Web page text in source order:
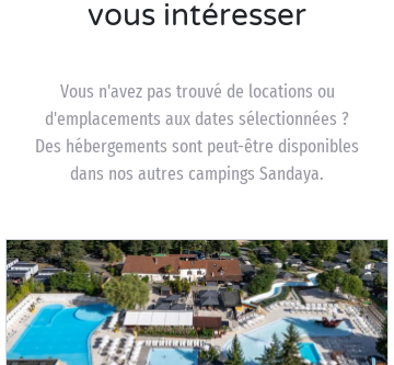
vous intéresser
Vous n'avez pas trouvé de locations ou
d'emplacements aux dates sélectionnées ?
Des hébergements sont peut-être disponibles
dans nos autres campings Sandaya.